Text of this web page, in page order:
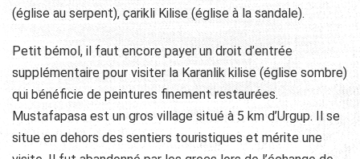
(église au serpent), çarikli Kilise (église à la sandale).
Petit bémol, il faut encore payer un droit d’entrée
supplémentaire pour visiter la Karanlik kilise (église sombre)
qui bénéficie de peintures finement restaurées.
Mustafapasa est un gros village situé à 5 km d’Urgup. Il se
situe en dehors des sentiers touristiques et mérite une